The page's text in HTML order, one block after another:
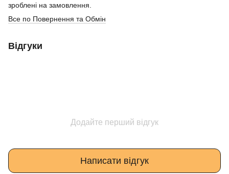
зроблені на замовлення.
Все по Повернення та Обмін
Відгуки
Додайте перший відгук
Написати відгук